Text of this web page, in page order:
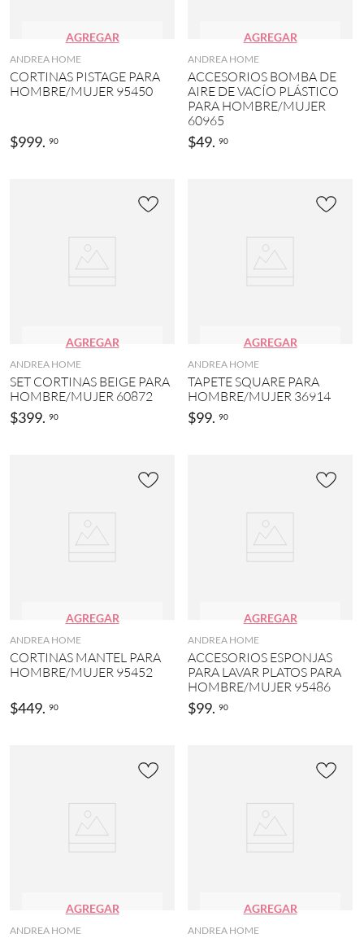
AGREGAR
ANDREA HOME
CORTINAS PISTAGE PARA
HOMBRE/MUJER 95450
$999. 90
AGREGAR
ANDREA HOME
ACCESORIOS BOMBA DE
AIRE DE VACÍO PLÁSTICO
PARA HOMBRE/MUJER
60965
$49. 90
AGREGAR
ANDREA HOME
SET CORTINAS BEIGE PARA
HOMBRE/MUJER 60872
$399. 90
AGREGAR
ANDREA HOME
TAPETE SQUARE PARA
HOMBRE/MUJER 36914
$99. 90
AGREGAR
ANDREA HOME
CORTINAS MANTEL PARA
HOMBRE/MUJER 95452
$449. 90
AGREGAR
ANDREA HOME
ACCESORIOS ESPONJAS
PARA LAVAR PLATOS PARA
HOMBRE/MUJER 95486
$99. 90
AGREGAR
ANDREA HOME
AGREGAR
ANDREA HOME